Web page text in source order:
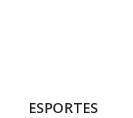
ESPORTES